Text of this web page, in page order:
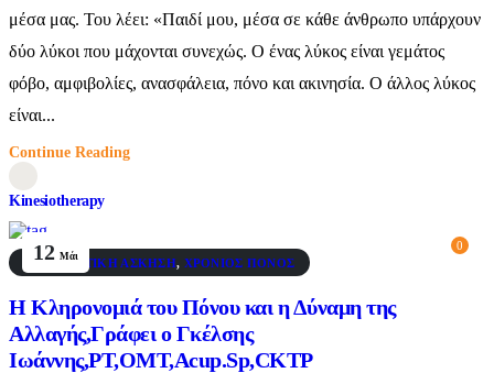
μέσα μας. Του λέει: «Παιδί μου, μέσα σε κάθε άνθρωπο υπάρχουν
δύο λύκοι που μάχονται συνεχώς. Ο ένας λύκος είναι γεμάτος
φόβο, αμφιβολίες, ανασφάλεια, πόνο και ακινησία. Ο άλλος λύκος
είναι...
Continue Reading
Kinesiotherapy
12 Μάι
0
ΘΕΡΑΠΕΥΤΙΚΉ ΆΣΚΗΣΗ, ΧΡΌΝΙΟΣ ΠΌΝΟΣ
Η Κληρονομιά του Πόνου και η Δύναμη της
Αλλαγής,Γράφει ο Γκέλσης
Ιωάννης,PT,OMT,Acup.Sp,CKTP